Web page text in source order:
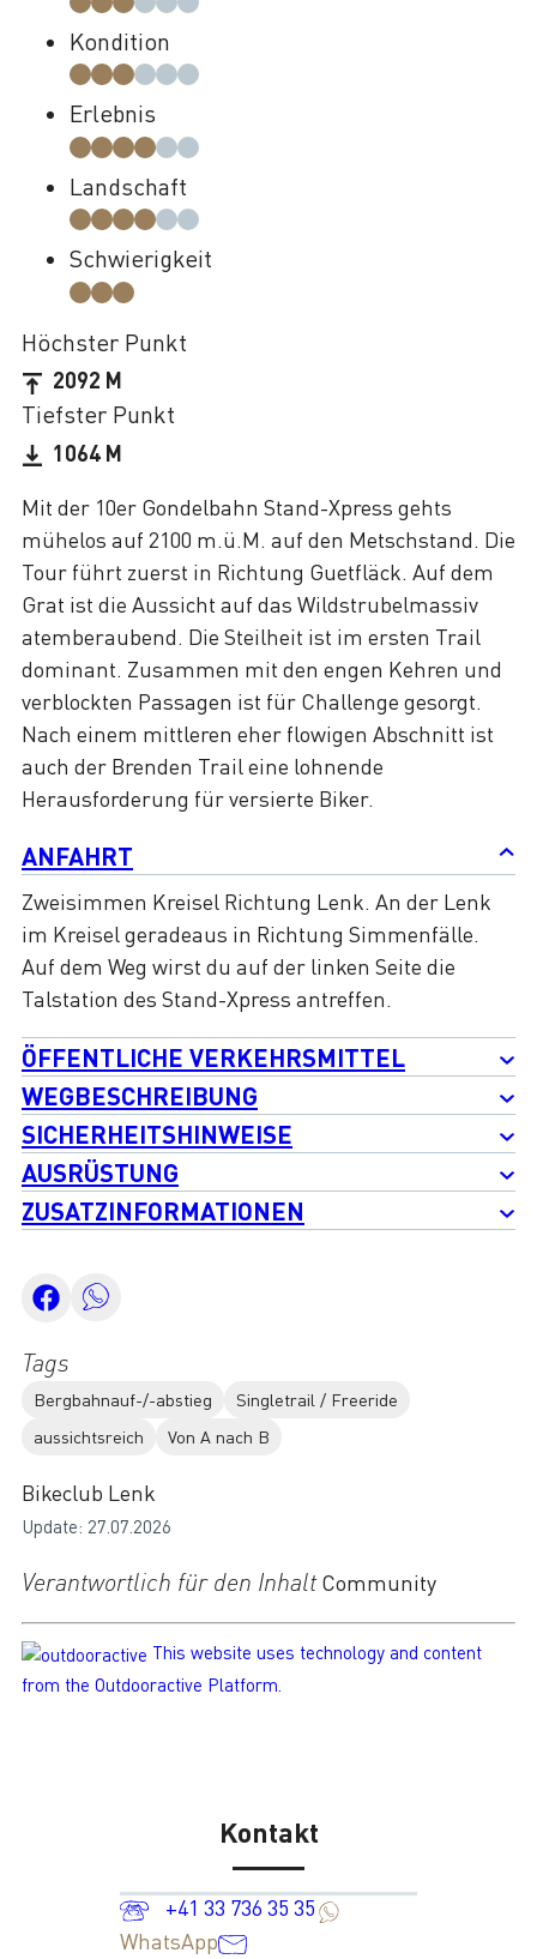
Tags
Bergbahnauf-/-abstieg
Singletrail / Freeride
aussichtsreich
Von A nach B
Bikeclub Lenk
Update: 27.07.2026
Verantwortlich für den InhaltCommunity
This website uses technology and content
from the Outdooractive Platform.
Mit der 10er Gondelbahn Stand-Xpress gehts
mühelos auf 2100 m.ü.M. auf den Metschstand. Die
Tour führt zuerst in Richtung Guetfläck. Auf dem
Grat ist die Aussicht auf das Wildstrubelmassiv
atemberaubend. Die Steilheit ist im ersten Trail
dominant. Zusammen mit den engen Kehren und
verblockten Passagen ist für Challenge gesorgt.
Nach einem mittleren eher flowigen Abschnitt ist
auch der Brenden Trail eine lohnende
Herausforderung für versierte Biker.
ANFAHRT
Zweisimmen Kreisel Richtung Lenk. An der Lenk
im Kreisel geradeaus in Richtung Simmenfälle.
Auf dem Weg wirst du auf der linken Seite die
Talstation des Stand-Xpress antreffen.
ÖFFENTLICHE VERKEHRSMITTEL
WEGBESCHREIBUNG
SICHERHEITSHINWEISE
AUSRÜSTUNG
ZUSATZINFORMATIONEN
Kondition
Erlebnis
Landschaft
Schwierigkeit
Höchster Punkt
2092 M
Tiefster Punkt
1064 M
Kontakt
+41 33 736 35 35
WhatsApp